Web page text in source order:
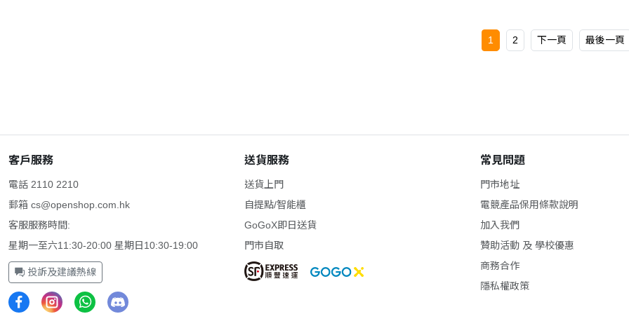
1 2 下一頁 最後一頁
客戶服務
電話 2110 2210
郵箱 cs@openshop.com.hk
客服服務時間:
星期一至六11:30-20:00 星期日10:30-19:00
投訴及建議熱線
送貨服務
送貨上門
自提點/智能櫃
GoGoX即日送貨
門市自取
常見問題
門市地址
電競產品保用條款說明
加入我們
贊助活動 及 學校優惠
商務合作
隱私權政策